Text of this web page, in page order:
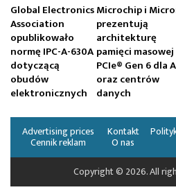
Global Electronics
Association
opublikowało
normę IPC-A-630A
dotyczącą
obudów
elektronicznych
Microchip i
prezentują
architekturę
pamięci masowej
PCIe® Gen 6 dla
oraz centrów
danych
Cennik reklam
Advertising prices Kontakt
O nas
Copyright © 2026. All